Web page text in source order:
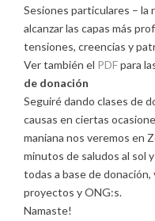
Sesiones particulares – la
alcanzar las capas más
tensiones, creencias y
Ver también el PDFpara
de donación
Seguiré dando clases de
causas en ciertas
maniana nos veremos en
minutos de saludos al sol
todas a base de
proyectos y ONG:s.
Namaste!